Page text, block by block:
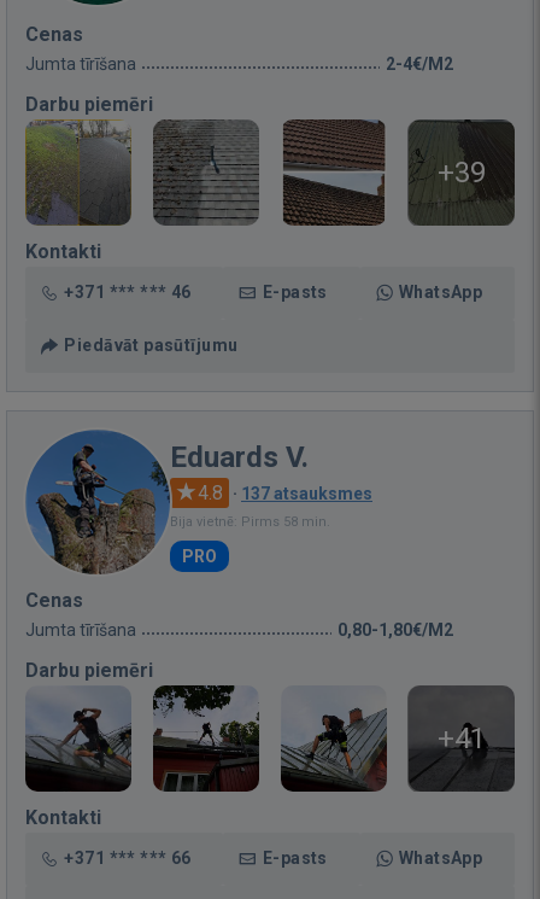
Cenas
Jumta tīrīšana 2-4€/M2
Darbu piemēri
+39
Kontakti
+371 *** *** 46 E-pasts WhatsApp
Piedāvāt pasūtījumu
Eduards V.
4.8 · 137 atsauksmes
Bija vietnē: Pirms 58 min.
PRO
Cenas
Jumta tīrīšana 0,80-1,80€/M2
Darbu piemēri
+41
Kontakti
+371 *** *** 66 E-pasts WhatsApp